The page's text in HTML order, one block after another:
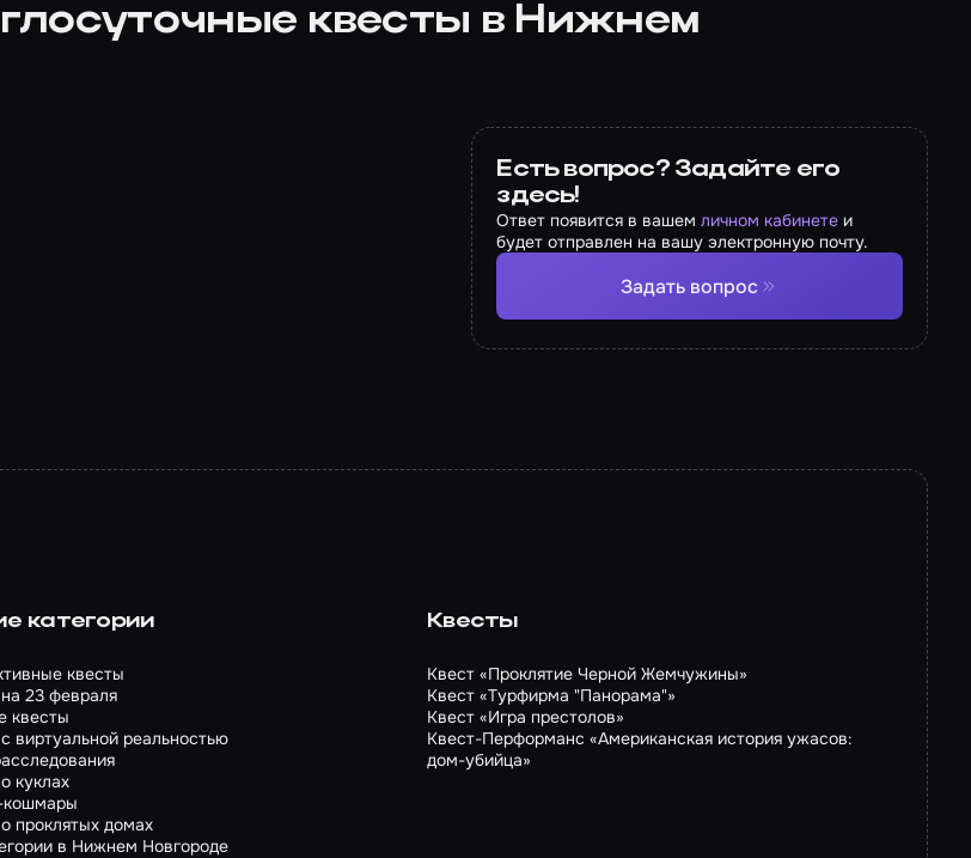
квесты в Нижнем
Есть вопрос? Задайте его
здесь!
Ответ появится в вашемличном кабинете и
будет отправлен на вашу электронную почту.
Задать вопрос
категории
квесты
23 февраля
квесты
виртуальной реальностью
куклах
кошмары
проклятых домах
в Нижнем Новгороде
Квесты
Квест «Проклятие Черной Жемчужины»
Квест «Турфирма "Панорама"»
Квест «Игра престолов»
Квест-Перформанс «Американская история ужасов:
дом-убийца»